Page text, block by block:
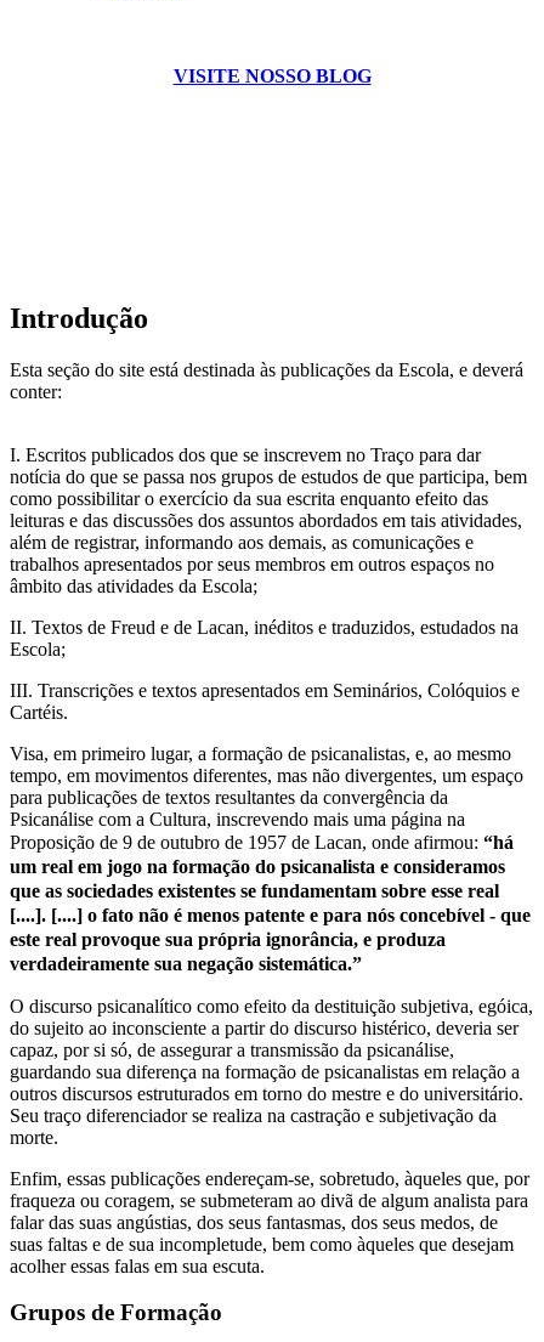
VISITE NOSSO BLOG
Introdução
Esta seção do site está destinada às publicações da Escola, e deverá
conter:
I. Escritos publicados dos que se inscrevem no Traço para dar
notícia do que se passa nos grupos de estudos de que participa, bem
como possibilitar o exercício da sua escrita enquanto efeito das
leituras e das discussões dos assuntos abordados em tais atividades,
além de registrar, informando aos demais, as comunicações e
trabalhos apresentados por seus membros em outros espaços no
âmbito das atividades da Escola;
II. Textos de Freud e de Lacan, inéditos e traduzidos, estudados na
Escola;
III. Transcrições e textos apresentados em Seminários, Colóquios e
Cartéis.
Visa, em primeiro lugar, a formação de psicanalistas, e, ao mesmo
tempo, em movimentos diferentes, mas não divergentes, um espaço
para publicações de textos resultantes da convergência da
Psicanálise com a Cultura, inscrevendo mais uma página na
Proposição de 9 de outubro de 1957 de Lacan, onde afirmou: “há
um real em jogo na formação do psicanalista e consideramos
que as sociedades existentes se fundamentam sobre esse real
[....]. [....] o fato não é menos patente e para nós concebível - que
este real provoque sua própria ignorância, e produza
verdadeiramente sua negação sistemática.”
O discurso psicanalítico como efeito da destituição subjetiva, egóica,
do sujeito ao inconsciente a partir do discurso histérico, deveria ser
capaz, por si só, de assegurar a transmissão da psicanálise,
guardando sua diferença na formação de psicanalistas em relação a
outros discursos estruturados em torno do mestre e do universitário.
Seu traço diferenciador se realiza na castração e subjetivação da
morte.
Enfim, essas publicações endereçam-se, sobretudo, àqueles que, por
fraqueza ou coragem, se submeteram ao divã de algum analista para
falar das suas angústias, dos seus fantasmas, dos seus medos, de
suas faltas e de sua incompletude, bem como àqueles que desejam
acolher essas falas em sua escuta.
Grupos de Formação